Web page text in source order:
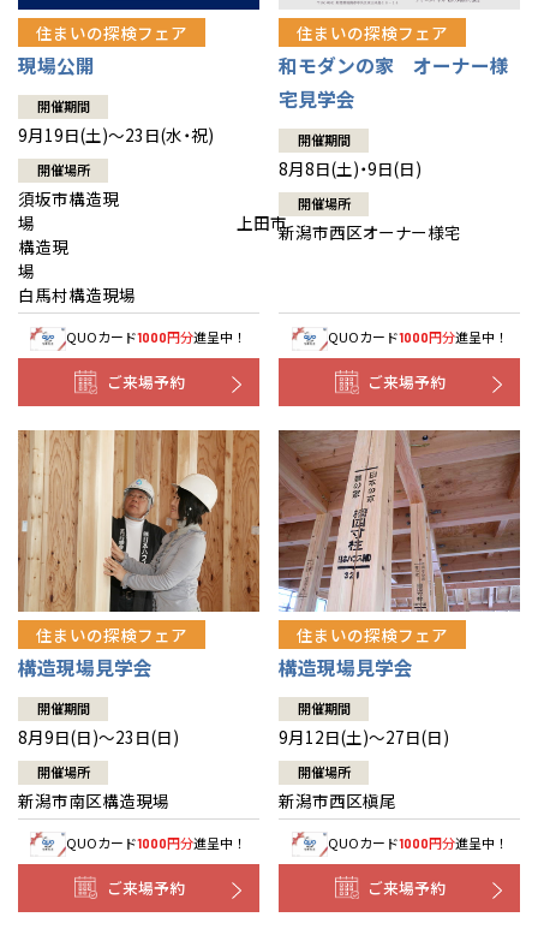
住まいの探検フェア
現場公開
開催期間
9月19日(土)～23日(水・祝)
開催場所
須坂市構造現
場 上田市
構造現
場
白馬村構造現場
QUOカード1000円分進呈中！
ご来場予約
住まいの探検フェア
和モダンの家 オーナー様
宅見学会
開催期間
8月8日(土)・9日(日)
開催場所
新潟市西区オーナー様宅
QUOカード1000円分進呈中！
ご来場予約
住まいの探検フェア
構造現場見学会
開催期間
8月9日(日)～23日(日)
開催場所
新潟市南区構造現場
QUOカード1000円分進呈中！
ご来場予約
住まいの探検フェア
構造現場見学会
開催期間
9月12日(土)～27日(日)
開催場所
新潟市西区槇尾
QUOカード1000円分進呈中！
ご来場予約